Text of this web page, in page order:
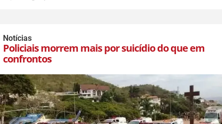
Notícias
Policiais morrem mais por suicídio do que em
confrontos